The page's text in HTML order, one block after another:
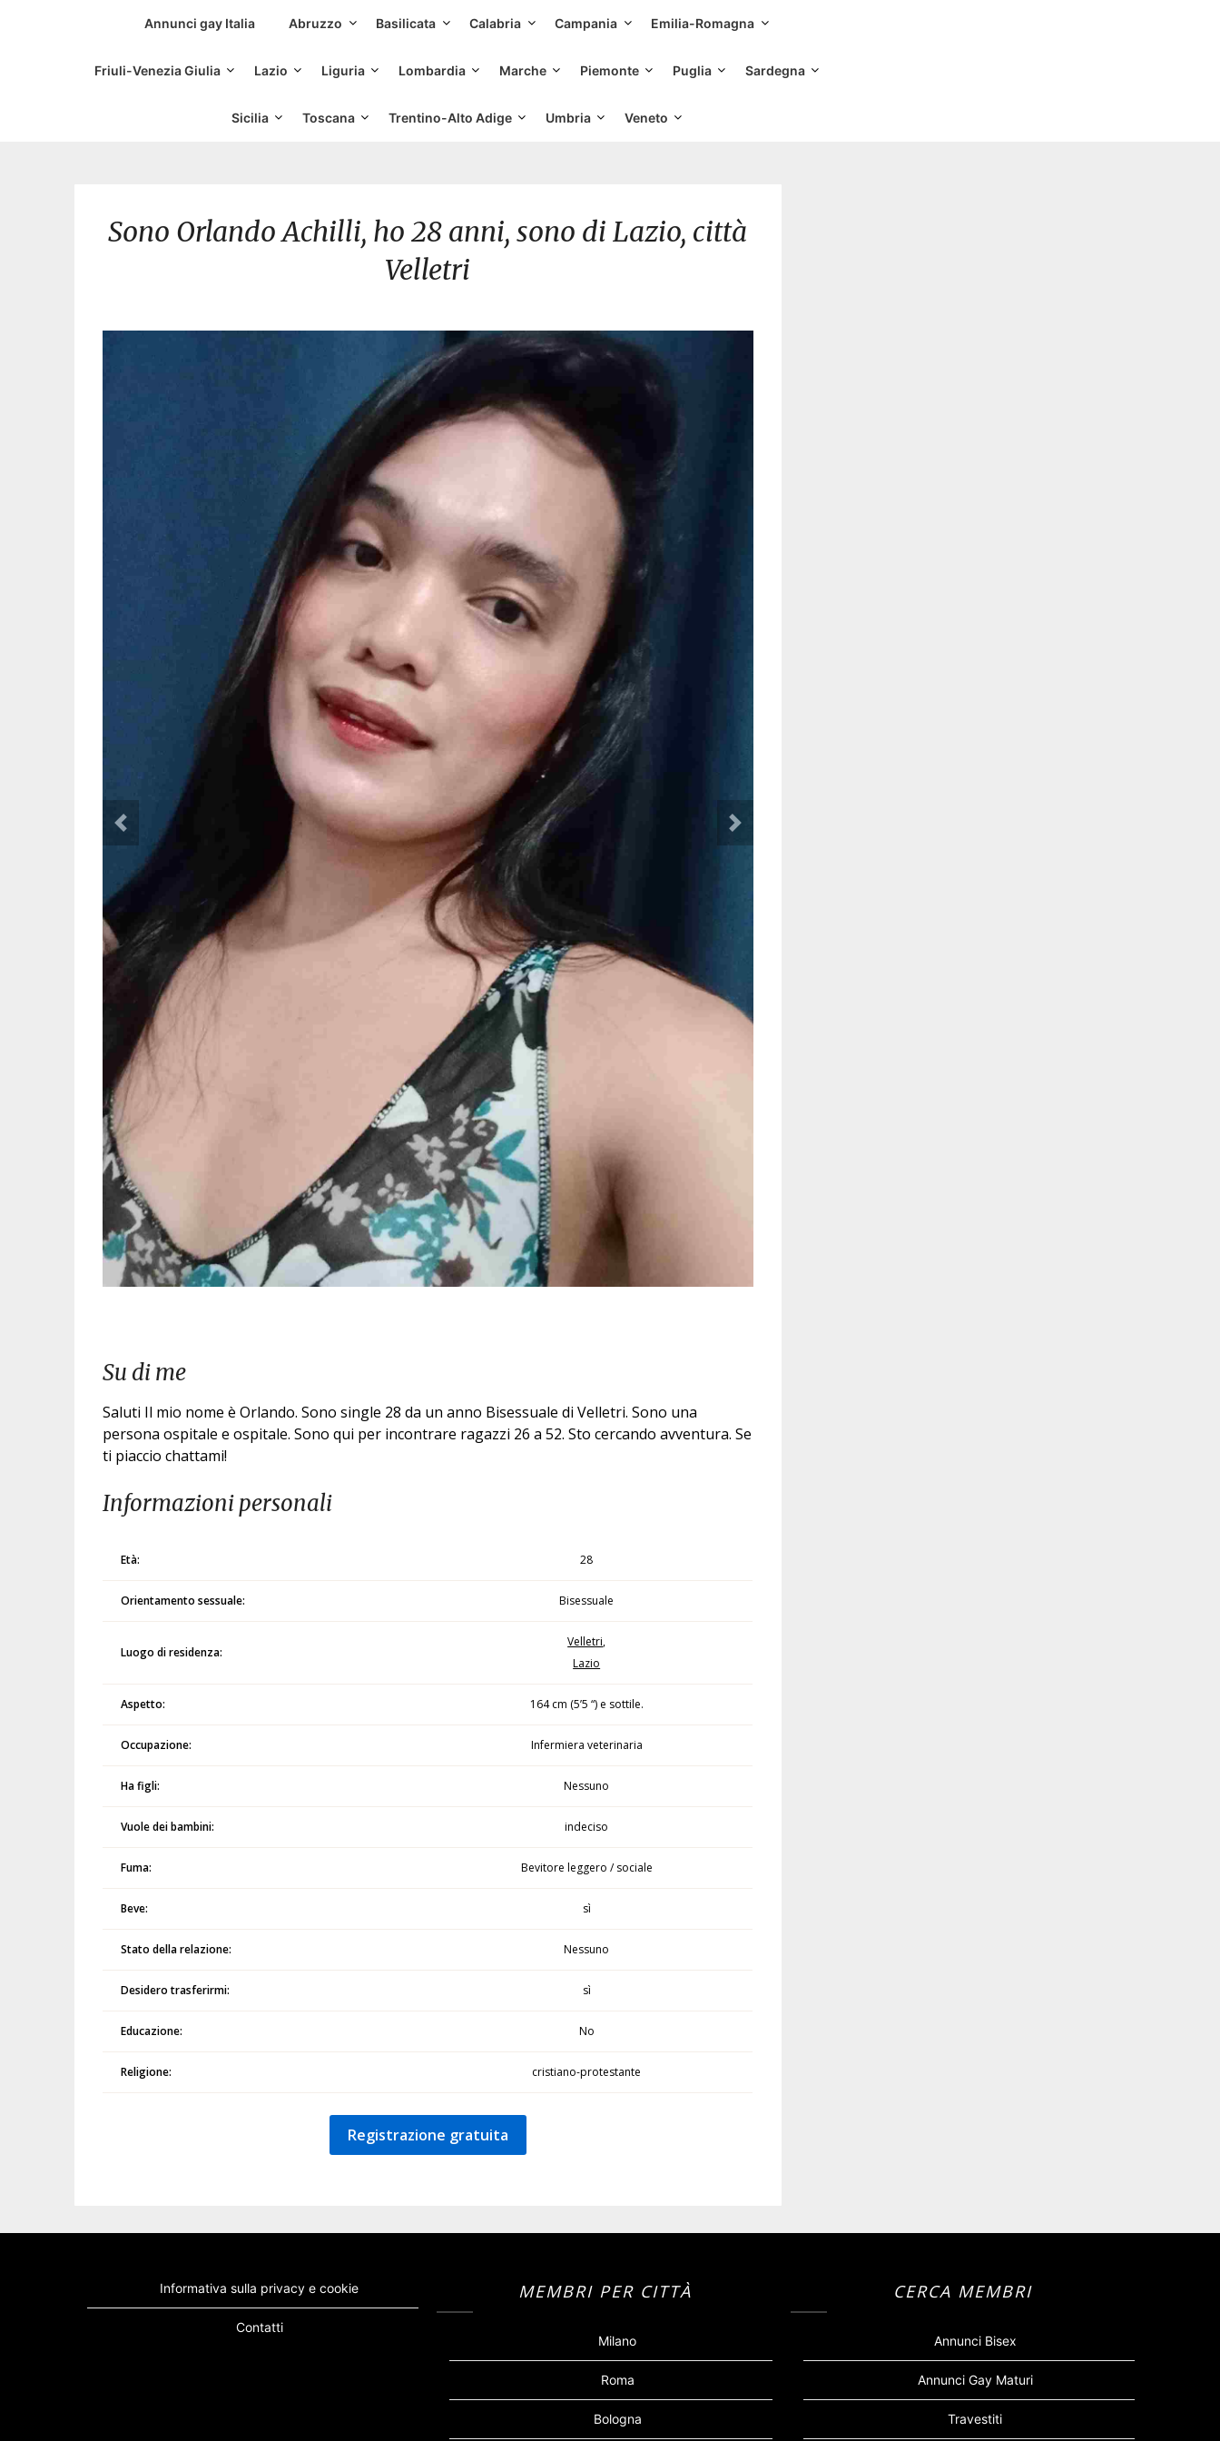
Siti Incontri Gay
Annunci gay Italia Abruzzo Basilicata Calabria Campania Emilia-Romagna
Friuli-Venezia Giulia Lazio Liguria Lombardia Marche Piemonte Puglia Sardegna
Sicilia Toscana Trentino-Alto Adige Umbria Veneto
Sono Orlando Achilli, ho 28 anni, sono di Lazio, città
Velletri
Su di me
Saluti Il mio nome è Orlando. Sono single 28 da un anno Bisessuale di Velletri. Sono una
persona ospitale e ospitale. Sono qui per incontrare ragazzi 26 a 52. Sto cercando avventura. Se
ti piaccio chattami!
Informazioni personali
Età: 28
Orientamento sessuale: Bisessuale
Luogo di residenza:
Velletri,
Lazio
Aspetto: 164 cm (5’5 “) e sottile.
Occupazione: Infermiera veterinaria
Ha figli: Nessuno
Vuole dei bambini: indeciso
Fuma: Bevitore leggero / sociale
Beve: sì
Stato della relazione: Nessuno
Desidero trasferirmi: sì
Educazione: No
Religione: cristiano-protestante
Registrazione gratuita
Informativa sulla privacy e cookie
Contatti
MEMBRI PER CITTÀ
Milano
Roma
Bologna
CERCA MEMBRI
Annunci Bisex
Annunci Gay Maturi
Travestiti